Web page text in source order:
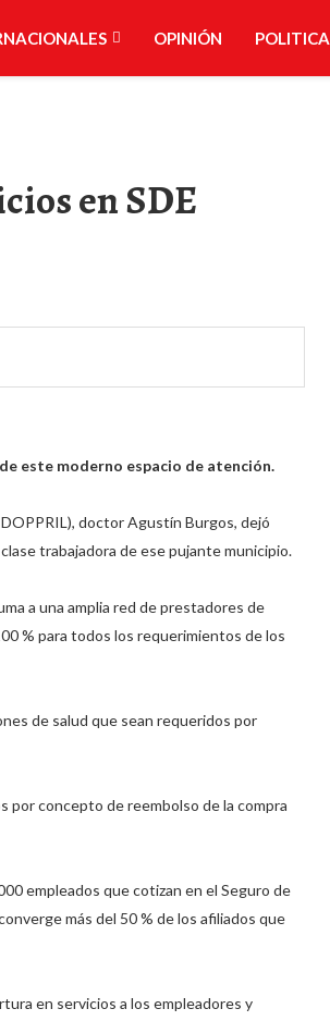
OPINIÓN POLITICA
en SDE⁣
este moderno espacio de atención.⁣
doctor Agustín Burgos, dejó
trabajadora de ese pujante municipio.⁣
a una amplia red de prestadores de
% para todos los requerimientos de los
de salud que sean requeridos por
por concepto de reembolso de la compra
empleados que cotizan en el Seguro de
más del 50 % de los afiliados que
en servicios a los empleadores y